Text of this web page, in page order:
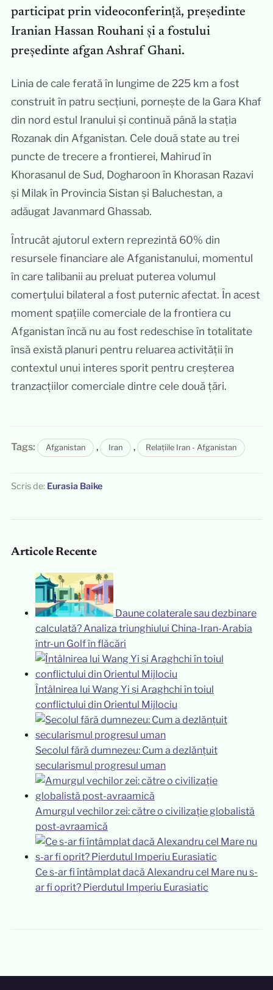
participat prin videoconferință, președinte
Iranian Hassan Rouhani și a fostului
președinte afgan Ashraf Ghani.
Linia de cale ferată în lungime de 225 km a fost
construit în patru secțiuni, pornește de la Gara Khaf
din nord estul Iranului și continuă până la stația
Rozanak din Afganistan. Cele două state au trei
puncte de trecere a frontierei, Mahirud în
Khorasanul de Sud, Dogharoon în Khorasan Razavi
și Milak în Provincia Sistan și Baluchestan, a
adăugat Javanmard Ghassab.
Întrucât ajutorul extern reprezintă 60% din
resursele financiare ale Afganistanului, momentul
în care talibanii au preluat puterea volumul
comerțului bilateral a fost puternic afectat. În acest
moment spațiile comerciale de la frontiera cu
Afganistan încă nu au fost redeschise în totalitate
însă există planuri pentru reluarea activității în
contextul unui interes sporit pentru creșterea
tranzacțiilor comerciale dintre cele două țări.
Tags: Afganistan , Iran , Relațiile Iran - Afganistan
Scris de: Eurasia Baike
Articole Recente
Daune colaterale sau dezbinare
calculată? Analiza triunghiului China-Iran-Arabia
într-un Golf în flăcări
Întâlnirea lui Wang Yi și Araghchi în toiul
conflictului din Orientul Mijlociu
Secolul fără dumnezeu: Cum a dezlănțuit
secularismul progresul uman
Amurgul vechilor zei: către o civilizație globalistă
post-avraamică
Ce s-ar fi întâmplat dacă Alexandru cel Mare nu s-
ar fi oprit? Pierdutul Imperiu Eurasiatic